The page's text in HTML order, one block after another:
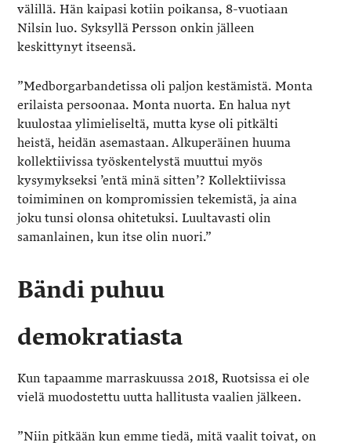
välillä. Hän kaipasi kotiin poikansa, 8-vuotiaan
Nilsin luo. Syksyllä Persson onkin jälleen
keskittynyt itseensä.
”Medborgarbandetissa oli paljon kestämistä. Monta
erilaista persoonaa. Monta nuorta. En halua nyt
kuulostaa ylimieliseltä, mutta kyse oli pitkälti
heistä, heidän asemastaan. Alkuperäinen huuma
kollektiivissa työskentelystä muuttui myös
kysymykseksi ’entä minä sitten’? Kollektiivissa
toimiminen on kompromissien tekemistä, ja aina
joku tunsi olonsa ohitetuksi. Luultavasti olin
samanlainen, kun itse olin nuori.”
Bändi puhuu
demokratiasta
Kun tapaamme marraskuussa 2018, Ruotsissa ei ole
vielä muodostettu uutta hallitusta vaalien jälkeen.
”Niin pitkään kun emme tiedä, mitä vaalit toivat, on